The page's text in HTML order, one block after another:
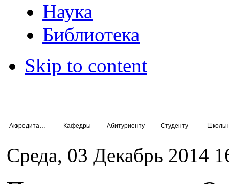
Наука
Библиотека
Skip to content
Кафедры Абитуриенту Студенту
Среда, 03 Декабрь 2014